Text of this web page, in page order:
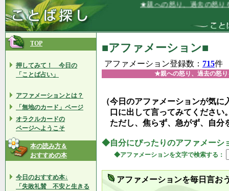
★親への怒り、過去の怒りをすっかり
TOP
押してみて！ 今日の
「ことば占い」
アファメーションとは？
「無地のカード」ページ
オラクルカードの
ページへようこそ
本の読み方＆
おすすめの本
今日のおすすめ本↓
「失敗礼賛 不安と生きる
■アファメーション■
アファメーション登録数： 715件
★親への怒り、過去の怒
（今日のアファメーションが気
口に出して言ってみてください
ただし、焦らず、急がず、自分
◆自分にぴったりのアファメーシ
◆アファメーションを文字で検索する：
アファメーションを毎日言お